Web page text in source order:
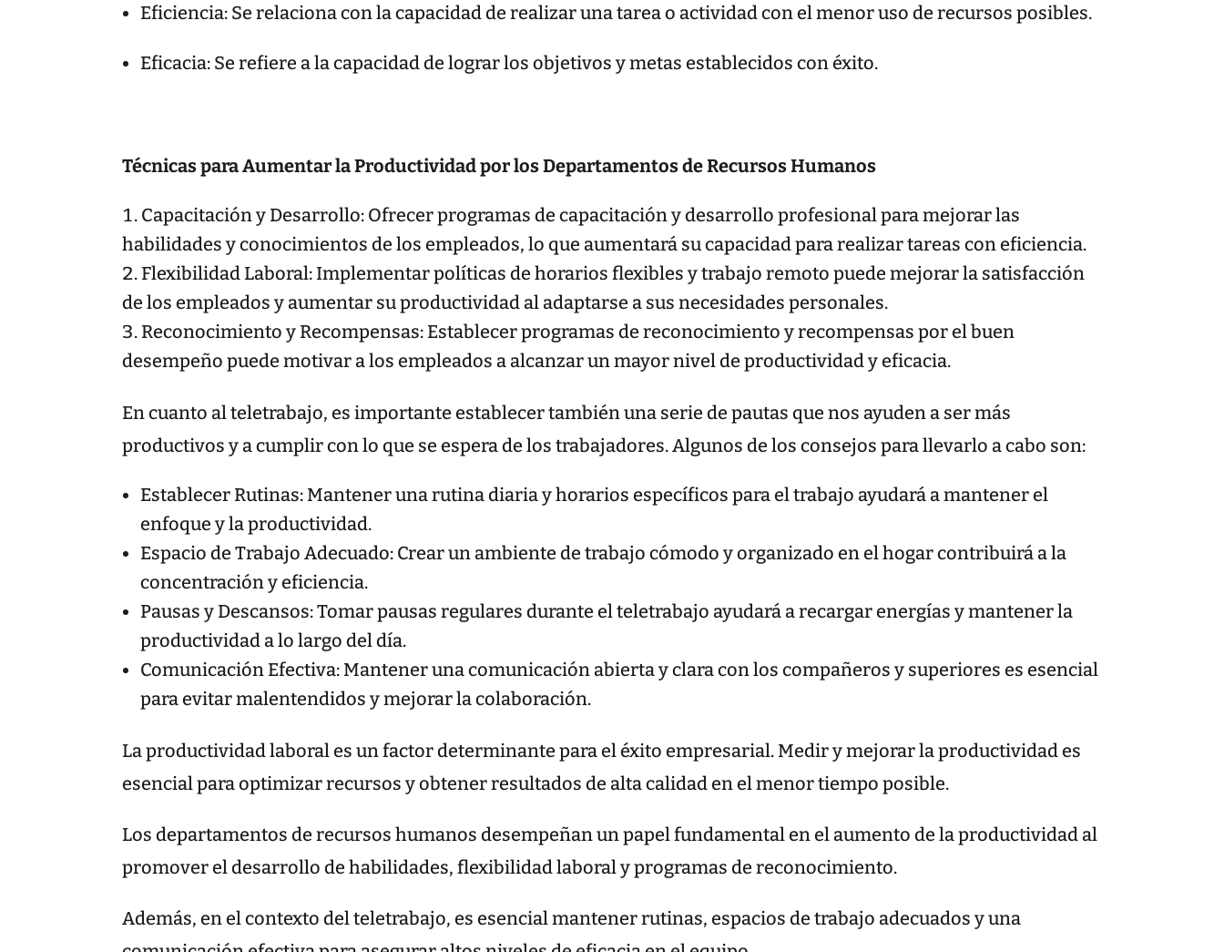
Eficiencia: Se relaciona con la capacidad de realizar una tarea o actividad con el menor uso de recursos posibles.
Eficacia: Se refiere a la capacidad de lograr los objetivos y metas establecidos con éxito.
Técnicas para Aumentar la Productividad por los Departamentos de Recursos Humanos
Capacitación y Desarrollo: Ofrecer programas de capacitación y desarrollo profesional para mejorar las
habilidades y conocimientos de los empleados, lo que aumentará su capacidad para realizar tareas con eficiencia.
Flexibilidad Laboral: Implementar políticas de horarios flexibles y trabajo remoto puede mejorar la satisfacción
de los empleados y aumentar su productividad al adaptarse a sus necesidades personales.
Reconocimiento y Recompensas: Establecer programas de reconocimiento y recompensas por el buen
desempeño puede motivar a los empleados a alcanzar un mayor nivel de productividad y eficacia.
En cuanto al teletrabajo, es importante establecer también una serie de pautas que nos ayuden a ser más
productivos y a cumplir con lo que se espera de los trabajadores. Algunos de los consejos para llevarlo a cabo son:
Establecer Rutinas: Mantener una rutina diaria y horarios específicos para el trabajo ayudará a mantener el
enfoque y la productividad.
Espacio de Trabajo Adecuado: Crear un ambiente de trabajo cómodo y organizado en el hogar contribuirá a la
concentración y eficiencia.
Pausas y Descansos: Tomar pausas regulares durante el teletrabajo ayudará a recargar energías y mantener la
productividad a lo largo del día.
Comunicación Efectiva: Mantener una comunicación abierta y clara con los compañeros y superiores es esencial
para evitar malentendidos y mejorar la colaboración.
La productividad laboral es un factor determinante para el éxito empresarial. Medir y mejorar la productividad es
esencial para optimizar recursos y obtener resultados de alta calidad en el menor tiempo posible.
Los departamentos de recursos humanos desempeñan un papel fundamental en el aumento de la productividad al
promover el desarrollo de habilidades, flexibilidad laboral y programas de reconocimiento.
Además, en el contexto del teletrabajo, es esencial mantener rutinas, espacios de trabajo adecuados y una